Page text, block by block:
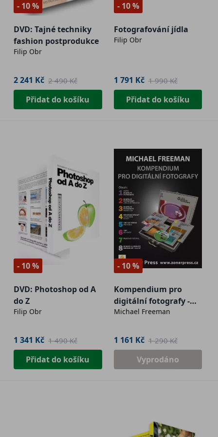
- 10 %
DVD: Tajné techniky
fashion postprodukce
Filip Obr
2 241 Kč 2 490 Kč
Přidat do košíku
- 10 %
Fotografování jídla
Filip Obr
1 791 Kč 1 990 Kč
Přidat do košíku
- 10 %
DVD: Photoshop od A
do Z
Filip Obr
1 341 Kč 1 490 Kč
Přidat do košíku
- 10 %
Kompendium pro
digitální fotografy -
kufr knih
Michael Freeman
1 161 Kč 1 290 Kč
Vyprodáno